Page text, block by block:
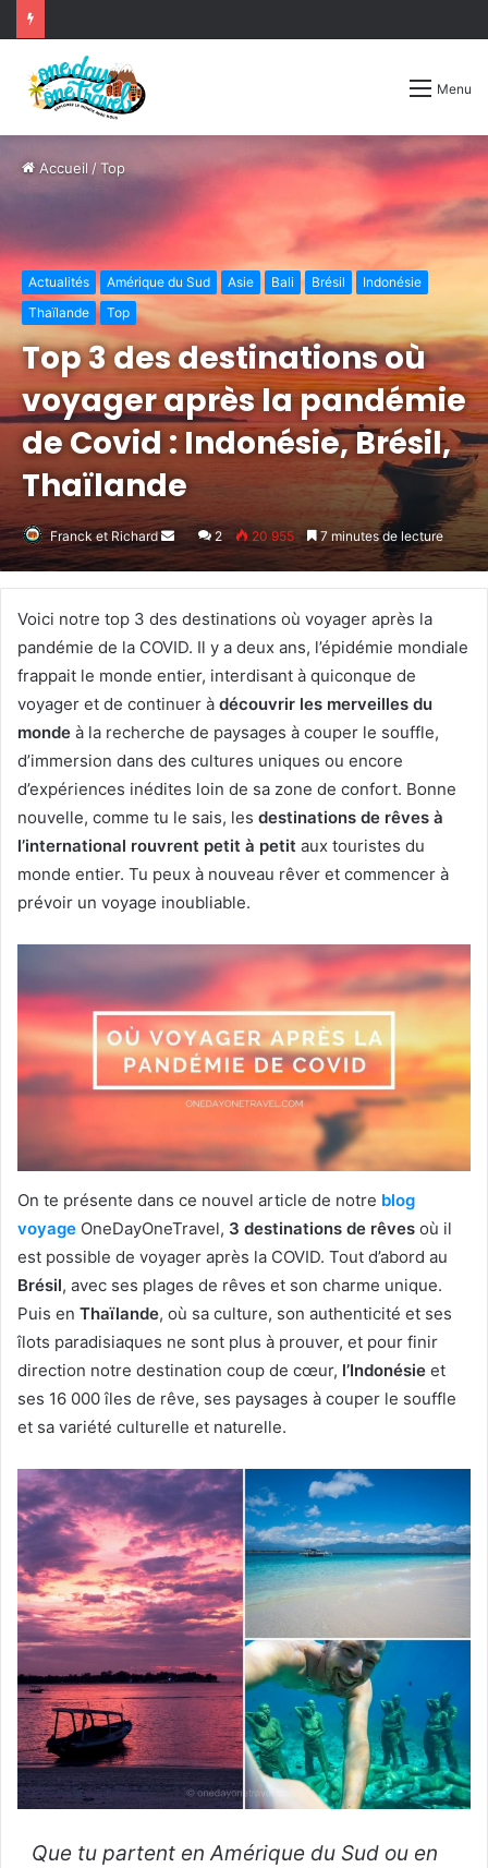
Menu
Accueil /Top
Actualités Amérique du Sud Asie Bali Brésil
Indonésie
Thaïlande
Top
Top 3 des destinations où
voyager après la pandémie
de Covid : Indonésie, Brésil,
Thaïlande
Franck et Richard
Envoyer
un
courriel
2 20 955 7 minutes de lecture
Voici notre top 3 des destinations où voyager après la
pandémie de la COVID. Il y a deux ans, l’épidémie mondiale
frappait le monde entier, interdisant à quiconque de
voyager et de continuer à découvrir les merveilles du
monde à la recherche de paysages à couper le souffle,
d’immersion dans des cultures uniques ou encore
d’expériences inédites loin de sa zone de confort. Bonne
nouvelle, comme tu le sais, les destinations de rêves à
l’international rouvrent petit à petit aux touristes du
monde entier. Tu peux à nouveau rêver et commencer à
prévoir un voyage inoubliable.
On te présente dans ce nouvel article de notre blog
voyage OneDayOneTravel, 3 destinations de rêves où il
est possible de voyager après la COVID. Tout d’abord au
Brésil, avec ses plages de rêves et son charme unique.
Puis en Thaïlande, où sa culture, son authenticité et ses
îlots paradisiaques ne sont plus à prouver, et pour finir
direction notre destination coup de cœur, l’Indonésie et
ses 16 000 îles de rêve, ses paysages à couper le souffle
et sa variété culturelle et naturelle.
Que tu partent en Amérique du Sud ou en